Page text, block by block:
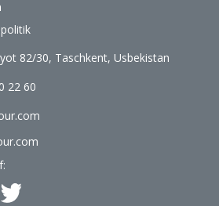
82/30, Taschkent, Usbekistan
22 60